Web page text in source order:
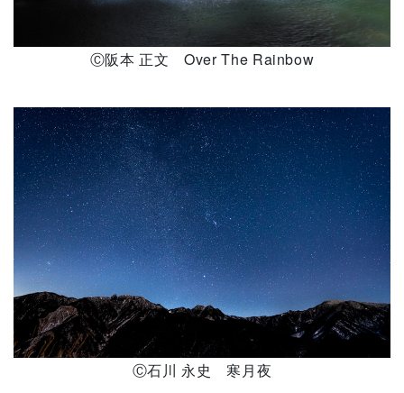
Ⓒ阪本 正文 Over The Rainbow
Ⓒ石川 永史 寒月夜